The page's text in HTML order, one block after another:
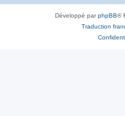
Développé parphpBB®
Traduction